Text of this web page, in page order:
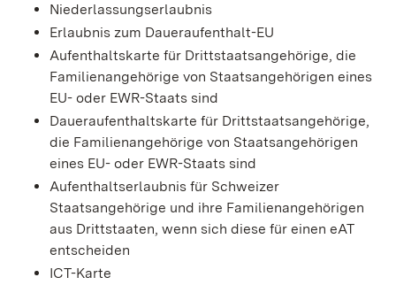
Niederlassungserlaubnis
Erlaubnis zum Daueraufenthalt-EU
Aufenthaltskarte für Drittstaatsangehörige, die
Familienangehörige von Staatsangehörigen eines
EU- oder EWR-Staats sind
Daueraufenthaltskarte für Drittstaatsangehörige,
die Familienangehörige von Staatsangehörigen
eines EU- oder EWR-Staats sind
Aufenthaltserlaubnis für Schweizer
Staatsangehörige und ihre Familienangehörigen
aus Drittstaaten, wenn sich diese für einen eAT
entscheiden
ICT-Karte